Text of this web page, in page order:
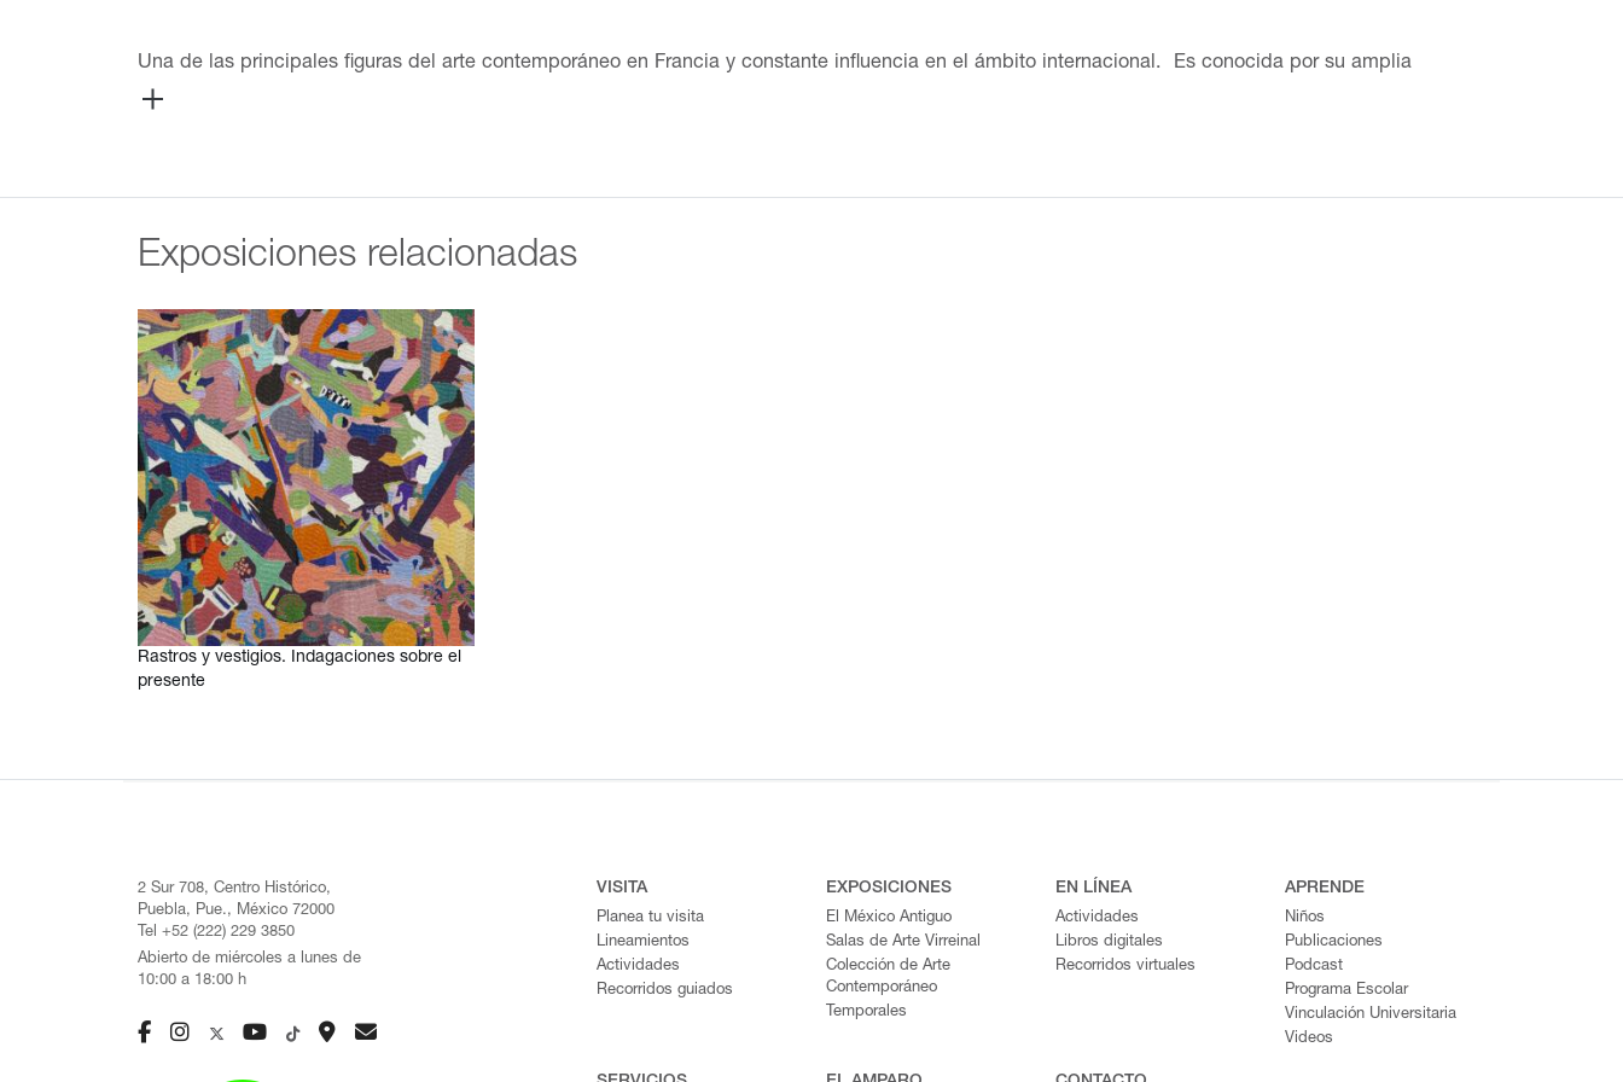
Una de las principales figuras del arte contemporáneo en Francia y constante influencia en el ámbito internacional. Es conocida por su amplia
variedad creativa en el videoarte, fotografía e instalaciones. Trabaja también con conceptos de landscape, diseño y textos. En el Museo Amparo,
Exposiciones relacionadas
Rastros y vestigios. Indagaciones sobre el
presente
2 Sur 708, Centro Histórico,
Puebla, Pue., México 72000
Tel +52 (222) 229 3850
Abierto de miércoles a lunes de
10:00 a 18:00 h
VISITA
Planea tu visita
Lineamientos
Actividades
Recorridos guiados
EXPOSICIONES
El México Antiguo
Salas de Arte Virreinal
Colección de Arte
Contemporáneo
Temporales
EN LÍNEA
Actividades
Libros digitales
Recorridos virtuales
APRENDE
Niños
Publicaciones
Podcast
Programa Escolar
Vinculación Universitaria
Videos